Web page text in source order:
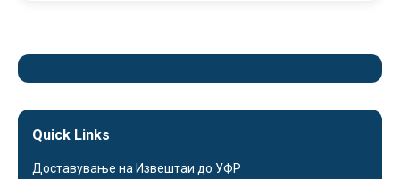
Quick Links
Доставување на Извештаи до УФР